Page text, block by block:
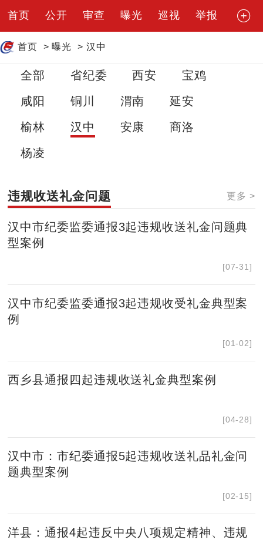
首页 公开 审查 曝光 巡视 举报
首页 >曝光 > 汉中
全部 省纪委 西安 宝鸡
咸阳 铜川 渭南 延安
榆林 汉中 安康 商洛
杨凌
违规收送礼金问题 更多 >
汉中市纪委监委通报3起违规收送礼金问题典
型案例
[07-31]
汉中市纪委监委通报3起违规收受礼金典型案
例
[01-02]
西乡县通报四起违规收送礼金典型案例
[04-28]
汉中市：市纪委通报5起违规收送礼品礼金问
题典型案例
[02-15]
洋县：通报4起违反中央八项规定精神、违规